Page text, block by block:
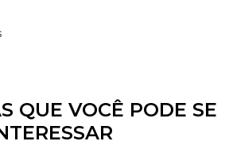
QUE VOCÊ PODE SE